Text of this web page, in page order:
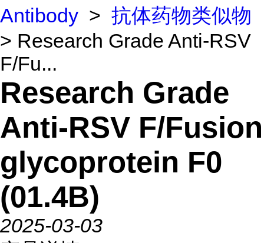
Antibody > 抗体药物类似物
> Research Grade Anti-RSV
F/Fu...
Research Grade
Anti-RSV F/Fusion
glycoprotein F0
(01.4B)
2025-03-03